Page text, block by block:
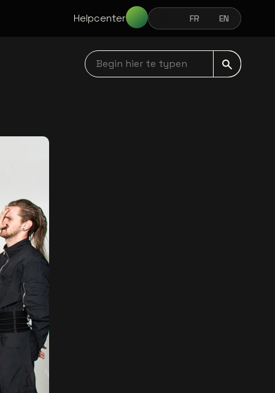
Helpcenter NEDERLANDSFRANÇAIS
FR ENGLISH
EN
Begin hier te typen navbar